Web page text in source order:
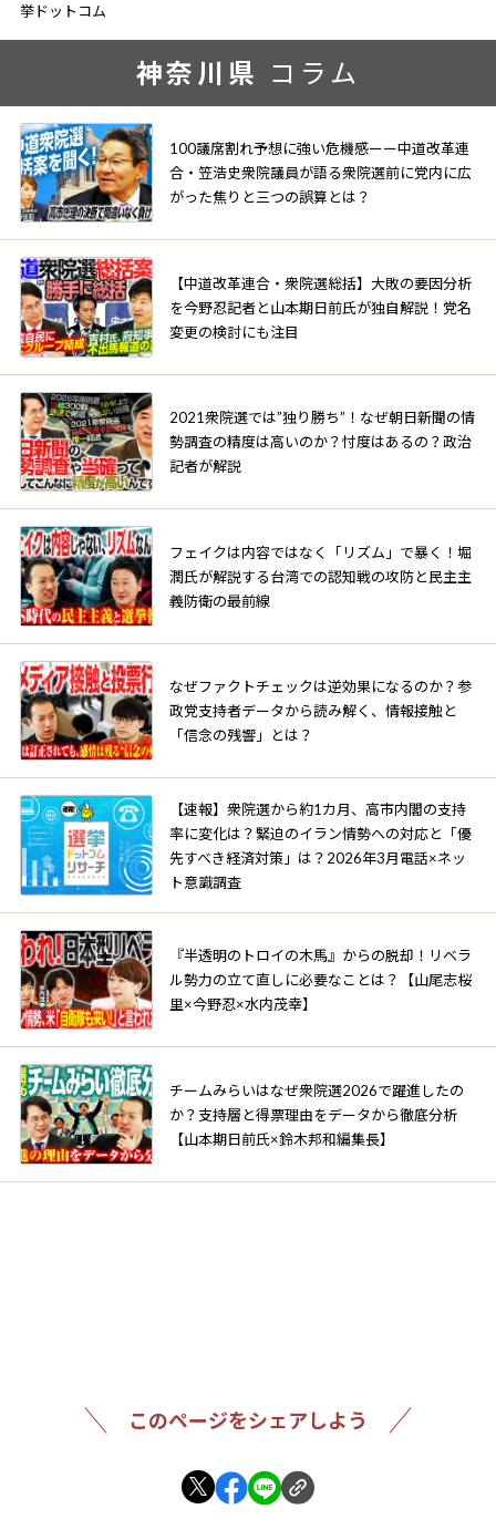
挙ドットコム
神奈川県 コラム
100議席割れ予想に強い危機感ーー中道改革連
合・笠浩史衆院議員が語る衆院選前に党内に広
がった焦りと三つの誤算とは？
【中道改革連合・衆院選総括】大敗の要因分析
を今野忍記者と山本期日前氏が独自解説！党名
変更の検討にも注目
2021衆院選では”独り勝ち”！なぜ朝日新聞の情
勢調査の精度は高いのか？忖度はあるの？政治
記者が解説
フェイクは内容ではなく「リズム」で暴く！堀
潤氏が解説する台湾での認知戦の攻防と民主主
義防衛の最前線
なぜファクトチェックは逆効果になるのか？参
政党支持者データから読み解く、情報接触と
「信念の残響」とは？
【速報】衆院選から約1カ月、高市内閣の支持
率に変化は？緊迫のイラン情勢への対応と「優
先すべき経済対策」は？2026年3月電話×ネッ
ト意識調査
『半透明のトロイの木馬』からの脱却！リベラ
ル勢力の立て直しに必要なことは？【山尾志桜
里×今野忍×水内茂幸】
チームみらいはなぜ衆院選2026で躍進したの
か？支持層と得票理由をデータから徹底分析
【山本期日前氏×鈴木邦和編集長】
このページをシェアしよう